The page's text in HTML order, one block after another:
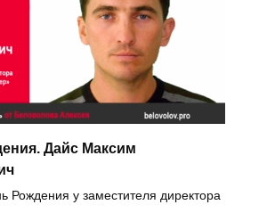
Дайс Максим
Рождения у заместителя директора